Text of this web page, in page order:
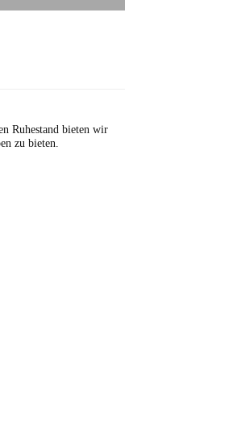
Ruhestand bieten wir
zu bieten.